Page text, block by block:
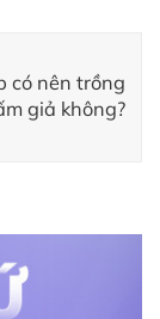
có nên trồng
giả không?